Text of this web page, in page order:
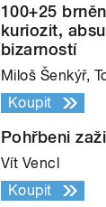
100+25
kuriozit,
bizarností
Miloš Šenkýř,
Koupit
Pohřbeni
Vít Vencl
Koupit